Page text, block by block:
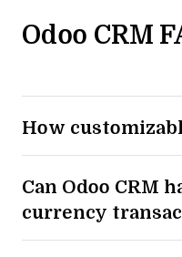
Odoo CRM
How
Can Odoo CRM
currency